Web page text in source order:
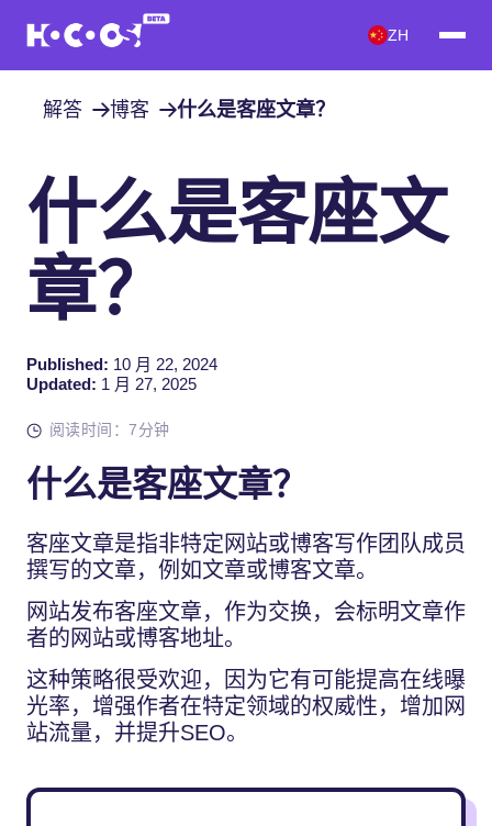
ZH
解答 博客 什么是客座文章？
什么是客座文
章？
Published: 10 月 22, 2024
Updated: 1 月 27, 2025
阅读时间：7分钟
什么是客座文章？
客座文章是指非特定网站或博客写作团队成员
撰写的文章，例如文章或博客文章。
网站发布客座文章，作为交换，会标明文章作
者的网站或博客地址。
这种策略很受欢迎，因为它有可能提高在线曝
光率，增强作者在特定领域的权威性，增加网
站流量，并提升SEO。